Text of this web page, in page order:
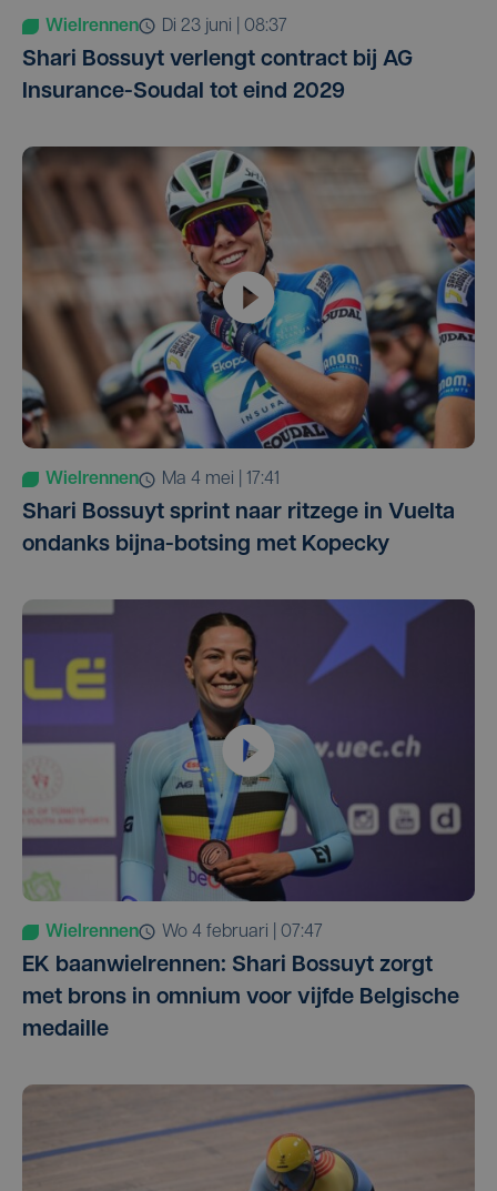
Wielrennen di 23 juni | 08:37
Shari Bossuyt verlengt contract bij AG
Insurance-Soudal tot eind 2029
Wielrennen ma 4 mei | 17:41
Shari Bossuyt sprint naar ritzege in Vuelta
ondanks bijna-botsing met Kopecky
Wielrennen wo 4 februari | 07:47
EK baanwielrennen: Shari Bossuyt zorgt
met brons in omnium voor vijfde Belgische
medaille